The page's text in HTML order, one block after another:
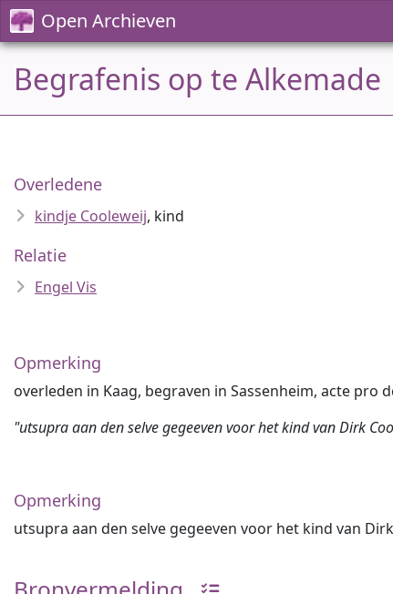
Open Archieven
Begrafenis op te Alkemade
Overledene
kindje Cooleweij, kind
Relatie
Engel Vis
Opmerking
overleden in Kaag, begraven in Sassenheim, acte pro
"utsupra aan den selve gegeeven voor het kind van Dirk
Opmerking
utsupra aan den selve gegeeven voor het kind van